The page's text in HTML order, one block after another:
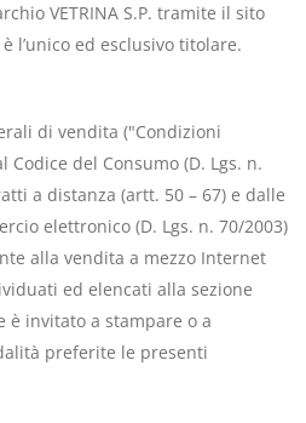
VETRINA S.P. tramite il sito
l’unico ed esclusivo titolare.
di vendita ("Condizioni
Codice del Consumo (D. Lgs. n.
a distanza (artt. 50 – 67) e dalle
elettronico (D. Lgs. n. 70/2003)
alla vendita a mezzo Internet
ed elencati alla sezione
è invitato a stampare o a
preferite le presenti